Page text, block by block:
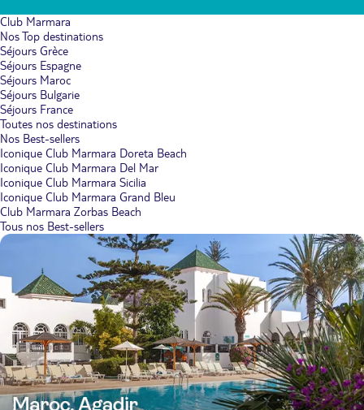
Club Marmara
Nos Top destinations
Séjours Grèce
Séjours Espagne
Séjours Maroc
Séjours Bulgarie
Séjours France
Toutes nos destinations
Nos Best-sellers
Iconique Club Marmara Doreta Beach
Iconique Club Marmara Del Mar
Iconique Club Marmara Sicilia
Iconique Club Marmara Grand Bleu
Club Marmara Zorbas Beach
Tous nos Best-sellers